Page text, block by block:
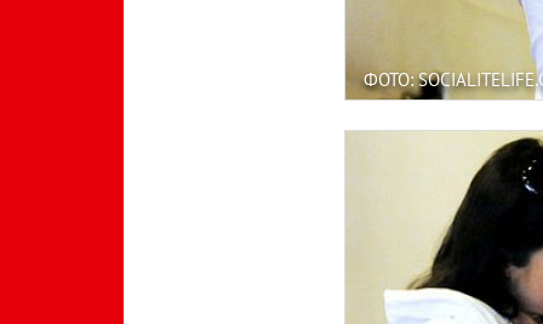
ФОТО: